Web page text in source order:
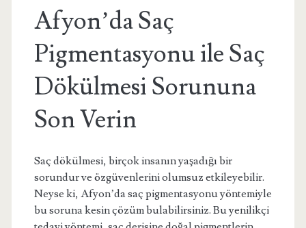
Afyon’da Saç
Pigmentasyonu ile Saç
Dökülmesi Sorununa
Son Verin
Saç dökülmesi, birçok insanın yaşadığı bir
sorundur ve özgüvenlerini olumsuz etkileyebilir.
Neyse ki, Afyon’da saç pigmentasyonu yöntemiyle
bu soruna kesin çözüm bulabilirsiniz. Bu yenilikçi